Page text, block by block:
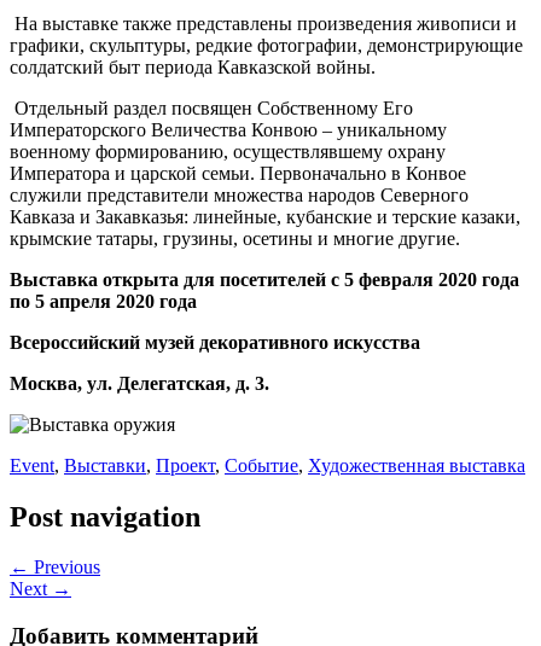
На выставке также представлены произведения живописи и
графики, скульптуры, редкие фотографии, демонстрирующие
солдатский быт периода Кавказской войны.
Отдельный раздел посвящен Собственному Его
Императорского Величества Конвою – уникальному
военному формированию, осуществлявшему охрану
Императора и царской семьи. Первоначально в Конвое
служили представители множества народов Северного
Кавказа и Закавказья: линейные, кубанские и терские казаки,
крымские татары, грузины, осетины и многие другие.
Выставка открыта для посетителей с 5 февраля 2020 года
по 5 апреля 2020 года
Всероссийский музей декоративного искусства
Москва, ул. Делегатская, д. 3.
Event, Выставки, Проект, Событие, Художественная выставка
Post navigation
← Previous
Next →
Добавить комментарий